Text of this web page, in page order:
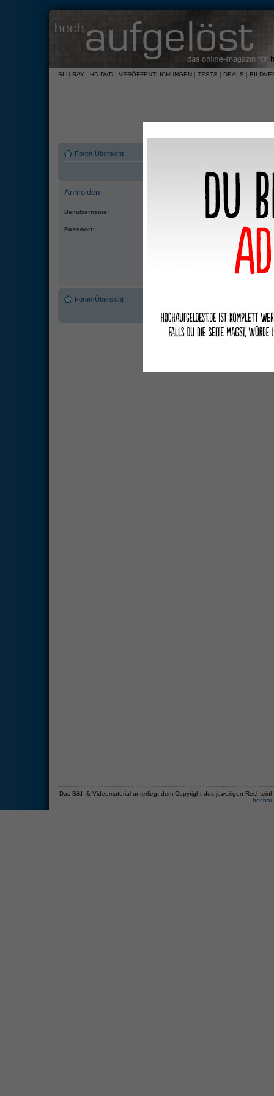
BLU-RAY | HD-DVD | VERÖFFENTLICHUNGEN | TESTS | DEALS |
Foren-Übersicht
Anmelden
Benutzername:
Passwort:
Meinen Online-Status während
Foren-Übersicht
Das Team• Alle Cookies des
Powered byphpBB© 2000, 2002,
Deutsche Übersetzung
Das Bild- & Videomaterial unterliegt dem Copyright des jeweiligen